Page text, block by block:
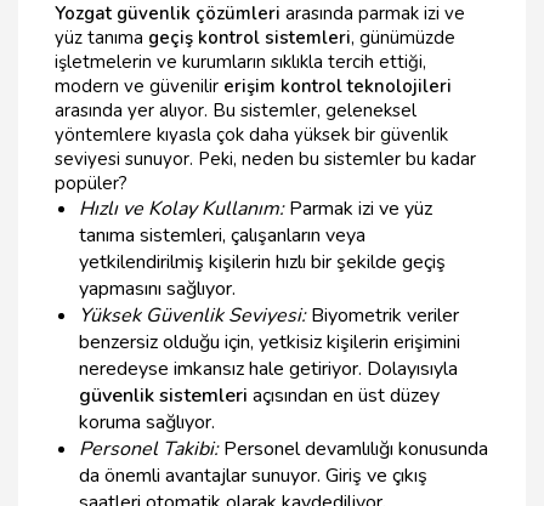
Yozgat güvenlik çözümleri arasında parmak izi ve
yüz tanıma geçiş kontrol sistemleri, günümüzde
işletmelerin ve kurumların sıklıkla tercih ettiği,
modern ve güvenilir erişim kontrol teknolojileri
arasında yer alıyor. Bu sistemler, geleneksel
yöntemlere kıyasla çok daha yüksek bir güvenlik
seviyesi sunuyor. Peki, neden bu sistemler bu kadar
popüler?
Hızlı ve Kolay Kullanım:Parmak izi ve yüz
tanıma sistemleri, çalışanların veya
yetkilendirilmiş kişilerin hızlı bir şekilde geçiş
yapmasını sağlıyor.
Yüksek Güvenlik Seviyesi:Biyometrik veriler
benzersiz olduğu için, yetkisiz kişilerin erişimini
neredeyse imkansız hale getiriyor. Dolayısıyla
güvenlik sistemleri açısından en üst düzey
koruma sağlıyor.
Personel Takibi:Personel devamlılığı konusunda
da önemli avantajlar sunuyor. Giriş ve çıkış